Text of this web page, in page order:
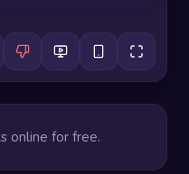
online for free.